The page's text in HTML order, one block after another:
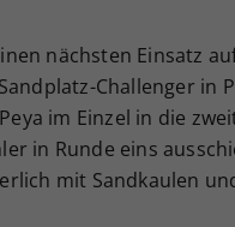
nächsten Einsatz
Challenger in
im Einzel in die
in Runde eins
mit Sandkaulen